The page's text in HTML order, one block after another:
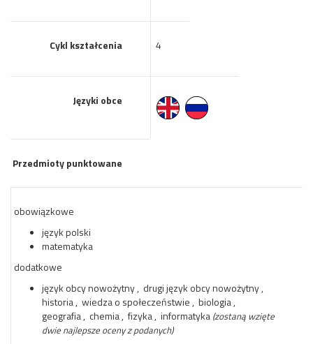
Cykl kształcenia 4
Języki obce
Przedmioty punktowane
obowiązkowe
język polski
matematyka
dodatkowe
język obcy nowożytny , drugi język obcy nowożytny ,
historia , wiedza o społeczeństwie , biologia ,
geografia , chemia , fizyka , informatyka (zostaną wzięte
dwie najlepsze oceny z podanych)